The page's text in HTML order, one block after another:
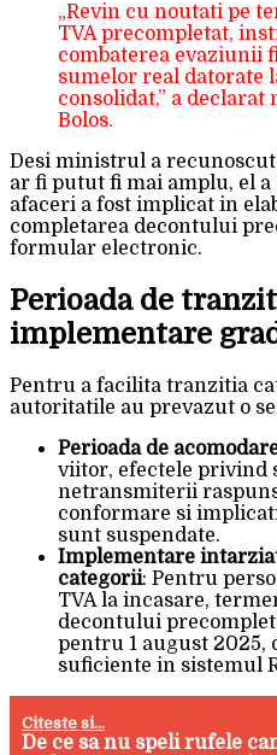
„Revin cu noutati pe
TVA precompletat,
combaterea evaziunii
sumelor real datorate
consolidat,” a
Bolos.
Desi ministrul a
ar fi putut fi mai amplu, el
afaceri a fost implicat in
completarea decontului
formular electronic.
Perioada de
implementare
Pentru a facilita tranzitia
autoritatile au prevazut o
Perioada de
viitor, efectele privind
netransmiterii
conformare si
sunt suspendate.
Implementare
categorii: Pentru
TVA la incasare,
decontului
pentru 1 august 2025,
suficiente in sistemul
Citeste si...
De ce sa nu speli rufele